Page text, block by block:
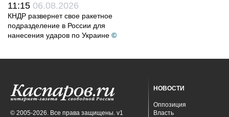
11:15 06.08.2026
КНДР развернет свое ракетное
подразделение в России для
нанесения ударов по Украине ©
© 2005-2026. Все права защищены. v1
НОВОСТИ
Оппозиция
Власть